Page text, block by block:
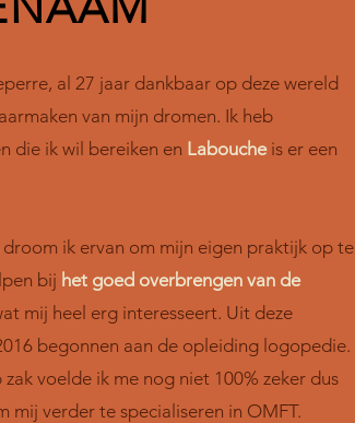
al 27 jaar dankbaar op deze wereld
van mijn dromen. Ik heb
die ik wil bereiken en Laboucheis er een
droom ik ervan om mijn eigen praktijk op te
bij het goed overbrengen van de
mij heel erg interesseert. Uit deze
begonnen aan de opleiding logopedie.
voelde ik me nog niet 100% zeker dus
mij verder te specialiseren in OMFT.